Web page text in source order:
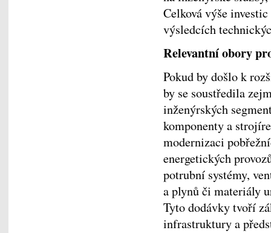
Celková výše
výsledcích
Relevantní obory
Pokud by došlo k
by se soustředila
inženýrských
komponenty a
modernizaci
energetických
potrubní systémy,
a plynů či materiály
Tyto dodávky tvoří
infrastruktury a